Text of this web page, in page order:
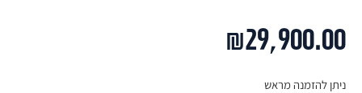
₪29,900.00
ניתן להזמנה מראש